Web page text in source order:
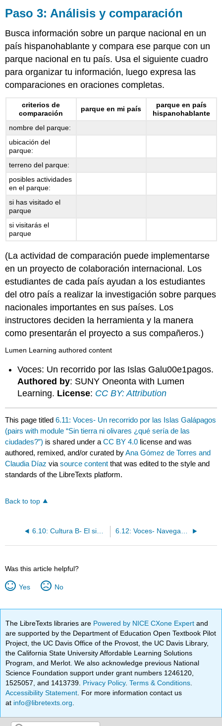
Paso 3: Análisis y comparación
Busca información sobre un parque nacional en un
país hispanohablante y compara ese parque con un
parque nacional en tu país. Usa el siguiente cuadro
para organizar tu información, luego expresa las
comparaciones en oraciones completas.
criterios de
comparación
parque en mi país
parque en país
hispanohablante
nombre del parque:
ubicación del
parque:
terreno del parque:
posibles actividades
en el parque:
si has visitado el
parque
si visitarás el
parque
(La actividad de comparación puede implementarse
en un proyecto de colaboración internacional. Los
estudiantes de cada país ayudan a los estudiantes
del otro país a realizar la investigación sobre parques
nacionales importantes en sus países. Los
instructores deciden la herramienta y la manera
como presentarán el proyecto a sus compañeros.)
Lumen Learning authored content
Voces: Un recorrido por las Islas Galu00e1pagos.
Authored by: SUNY Oneonta with Lumen
Learning. License: CC BY: Attribution
This page titled6.11: Voces- Un recorrido por las Islas Galápagos
(pairs with module “Sin tierra ni olivares ¿qué sería de las
ciudades?”) is shared under aCC BY 4.0 license and was
authored, remixed, and/or curated byAna Gómez de Torres and
Claudia Díaz viasource content that was edited to the style and
standards of the LibreTexts platform.
Back to top
6.10: Cultura B- El sistema de salud pública en Colombia 6.12: Voces- Navegando la capital de la Salsa- Santiago de Cali, Colombia
Was this article helpful?
Yes No
The LibreTexts libraries are Powered by NICE CXone Expertand
are supported by the Department of Education Open Textbook Pilot
Project, the UC Davis Office of the Provost, the UC Davis Library,
the California State University Affordable Learning Solutions
Program, and Merlot. We also acknowledge previous National
Science Foundation support under grant numbers 1246120,
1525057, and 1413739. Privacy Policy.Terms & Conditions
Accessibility Statement . For more information contact us
at info@libretexts.org